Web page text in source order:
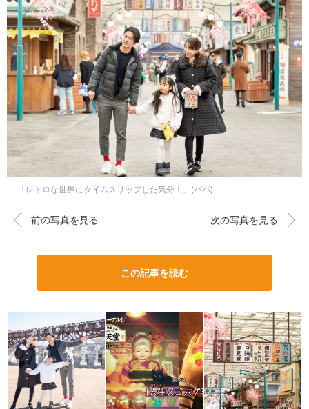
「レトロな世界にタイムスリップした気分！」(パパ)
前の写真を見る 次の写真を見る
この記事を読む